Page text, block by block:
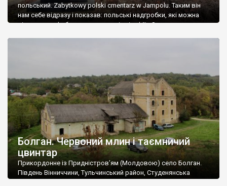
польський. Zabytkowy polski cmentarz w Jampolu. Таким він
нам себе відразу і показав: польські надгробки, які можна
віднести до фабричних, польські епітафії… Загалом цвинтар
Болган. Червоний млин і таємничий
цвинтар
Прикордонне із Придністров’ям (Молдовою) село Болган.
Південь Вінниччини, Тульчинський район, Студенянська